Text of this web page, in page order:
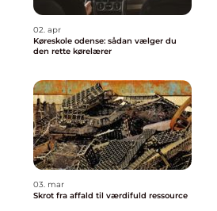
02. apr
Køreskole odense: sådan vælger du
den rette kørelærer
03. mar
Skrot fra affald til værdifuld ressource